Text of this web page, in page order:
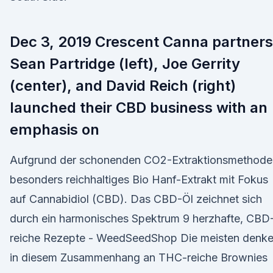
Dec 3, 2019 Crescent Canna partners
Sean Partridge (left), Joe Gerrity
(center), and David Reich (right)
launched their CBD business with an
emphasis on
Aufgrund der schonenden CO2-Extraktionsmethode
besonders reichhaltiges Bio Hanf-Extrakt mit Fokus
auf Cannabidiol (CBD). Das CBD-Öl zeichnet sich
durch ein harmonisches Spektrum 9 herzhafte,
reiche Rezepte - WeedSeedShop Die meisten
in diesem Zusammenhang an THC-reiche Brownies